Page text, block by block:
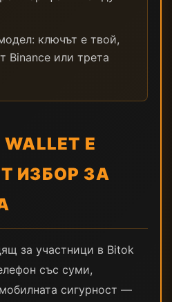
ключът е твой,
Binance или трета
Е
ИЗБОР ЗА
за участници в Bitok
със суми,
сигурност —